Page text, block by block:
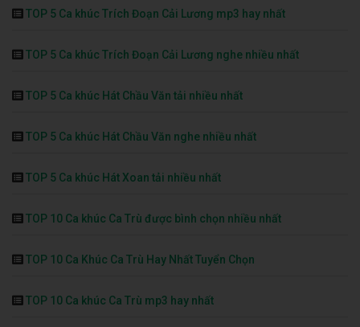
TOP 5 Ca khúc Trích Đoạn Cải Lương mp3 hay nhất
TOP 5 Ca khúc Trích Đoạn Cải Lương nghe nhiều nhất
TOP 5 Ca khúc Hát Chầu Văn tải nhiều nhất
TOP 5 Ca khúc Hát Chầu Văn nghe nhiều nhất
TOP 5 Ca khúc Hát Xoan tải nhiều nhất
TOP 10 Ca khúc Ca Trù được bình chọn nhiều nhất
TOP 10 Ca Khúc Ca Trù Hay Nhất Tuyển Chọn
TOP 10 Ca khúc Ca Trù mp3 hay nhất